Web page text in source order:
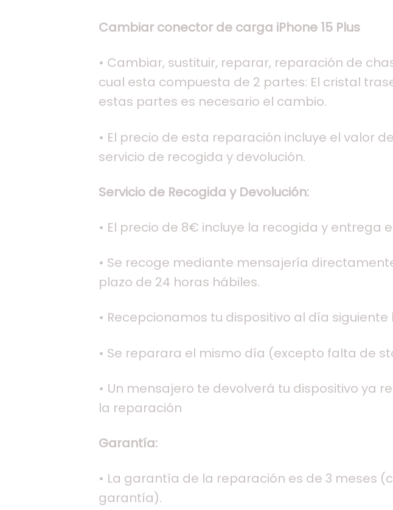
Cambiar conector de carga iPhone 15 Plus
• Cambiar, sustituir, reparar, reparación de
cual esta compuesta de 2 partes: El cristal
estas partes es necesario el cambio.
• El precio de esta reparación incluye el valor
servicio de recogida y devolución.
Servicio de Recogida y Devolución:
• El precio de 8€ incluye la recogida y entrega
• Se recoge mediante mensajería
plazo de 24 horas hábiles.
• Recepcionamos tu dispositivo al día
• Se reparara el mismo día (excepto falta de
• Un mensajero te devolverá tu dispositivo ya
la reparación
Garantía:
• La garantía de la reparación es de 3 meses
garantía).